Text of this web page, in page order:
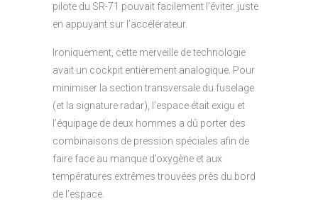
pilote du SR-71 pouvait facilement l’éviter. juste
en appuyant sur l’accélérateur.
Ironiquement, cette merveille de technologie
avait un cockpit entièrement analogique. Pour
minimiser la section transversale du fuselage
(et la signature radar), l’espace était exigu et
l’équipage de deux hommes a dû porter des
combinaisons de pression spéciales afin de
faire face au manque d’oxygène et aux
températures extrêmes trouvées près du bord
de l’espace.